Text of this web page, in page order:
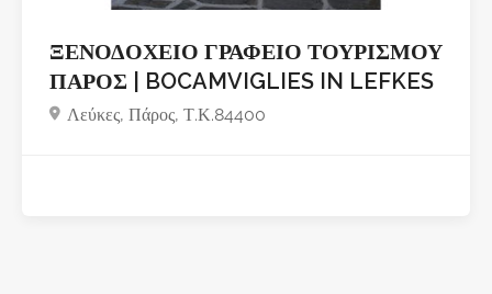
ΞΕΝΟΔΟΧΕΙΟ ΓΡΑΦΕΙΟ ΤΟΥΡΙΣΜΟΥ
ΠΑΡΟΣ | BOCAMVIGLIES IN LEFKES
Λεύκες, Πάρος, Τ.Κ.84400